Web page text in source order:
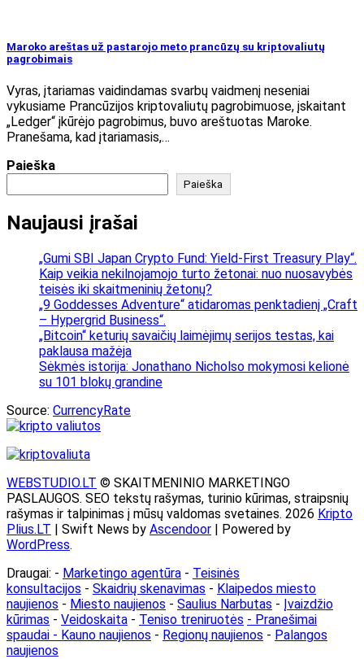
Maroko areštas už pastarojo meto prancūzų su kriptovaliutų
pagrobimais
Vyras, įtariamas vaidindamas svarbų vaidmenį neseniai
vykusiame Prancūzijos kriptovaliutų pagrobimuose, įskaitant
„Ledger“ įkūrėjo pagrobimus, buvo areštuotas Maroke.
Pranešama, kad įtariamasis,…
Paieška
Paieška
Naujausi įrašai
„Gumi SBI Japan Crypto Fund: Yield-First Treasury Play“.
Kaip veikia nekilnojamojo turto žetonai: nuo nuosavybės
teisės iki skaitmeninių žetonų?
„9 Goddesses Adventure“ atidaromas penktadienį „Craft
– Hypergrid Business“.
„Bitcoin“ keturių savaičių laimėjimų serijos testas, kai
paklausa mažėja
Sėkmės istorija: Jonathano Nicholso mokymosi kelionė
su 101 blokų grandine
Source: CurrencyRate
WEBSTUDIO.LT © SKAITMENINIO MARKETINGO
PASLAUGOS. SEO tekstų rašymas, turinio kūrimas, straipsnių
rašymas ir talpinimas į mūsų valdomas svetaines. 2026 Kripto
Plius.LT | Swift News by Ascendoor | Powered by
WordPress.
Draugai: - Marketingo agentūra - Teisinės
konsultacijos - Skaidrių skenavimas - Klaipedos miesto
naujienos - Miesto naujienos - Saulius Narbutas - Įvaizdžio
kūrimas - Veidoskaita - Teniso treniruotės - Pranešimai
spaudai - Kauno naujienos - Regionų naujienos - Palangos
naujienos